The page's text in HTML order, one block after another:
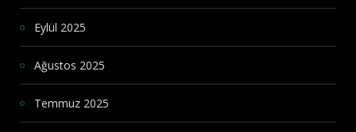
Eylül 2025
Ağustos 2025
Temmuz 2025